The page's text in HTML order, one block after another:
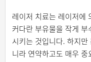
레이저 치료는 레이저에
커다란 부유물을 작게
시키는 것입니다. 하지
니라 연약하고도 매우